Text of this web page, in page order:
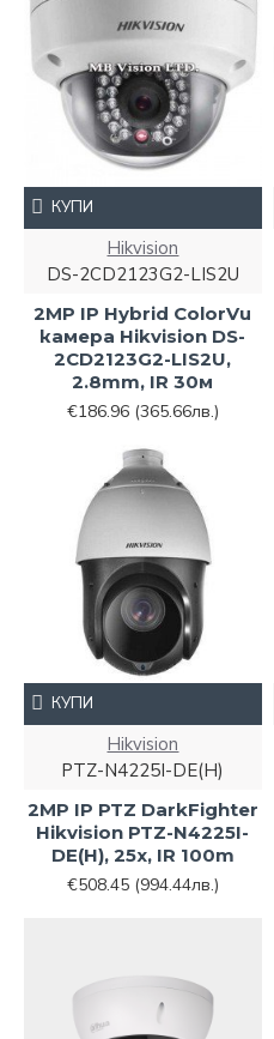
Hikvision
DS-2CD2123G2-LIS2U
2MP IP Hybrid ColorVu
камера Hikvision DS-
2CD2123G2-LIS2U,
2.8mm, IR 30м
€186.96 (365.66лв.)
КУПИ
Hikvision
PTZ-N4225I-DE(H)
2MP IP PTZ DarkFighter
Hikvision PTZ-N4225I-
DE(H), 25x, IR 100m
€508.45 (994.44лв.)
КУПИ